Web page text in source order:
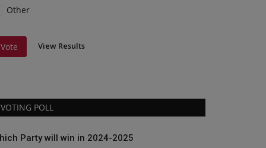
Other
Vote View Results
VOTING POLL
Party will win in 2024-2025